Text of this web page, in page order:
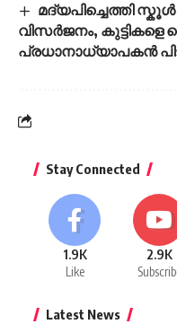
മദ്യപിച്ചെത്തി
വിസർജനം, കുട്ടികളെ
പ്രധാനാധ്യാപകൻ
Stay Connected
1.9K
Like
2.9K
Latest News